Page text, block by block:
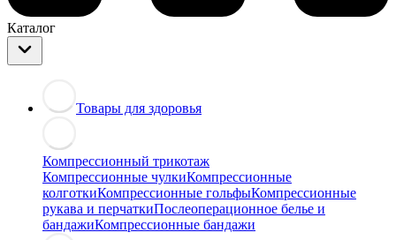
Каталог
Товары для здоровья
Компрессионный трикотаж
Компрессионные чулкиКомпрессионные
колготкиКомпрессионные гольфыКомпрессионные
рукава и перчаткиПослеоперационное белье и
бандажиКомпрессионные бандажи